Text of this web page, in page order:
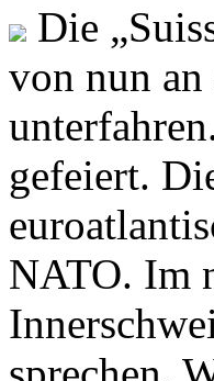
Die
von nun
gefeiert.
NATO. Im